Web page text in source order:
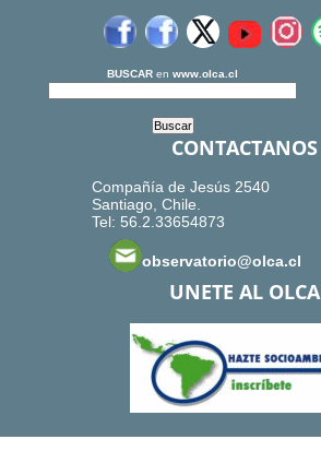
BUSCAR en www.olca.cl
CONTACTANOS
Compañía de Jesús 2540
Santiago, Chile.
Tel: 56.2.33654873
observatorio@olca.cl
UNETE AL OLCA